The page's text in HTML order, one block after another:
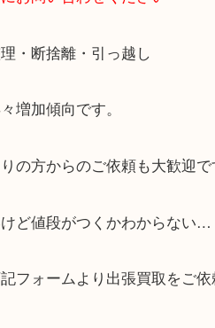
理・断捨離・引っ越し